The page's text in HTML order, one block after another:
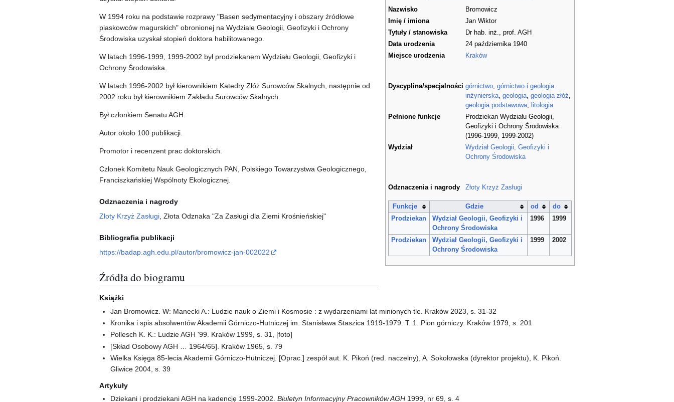
Nazwisko
Bromowicz
Imię / imiona
Jan Wiktor
Tytuły / stanowiska
Dr hab. inż., prof. AGH
Data urodzenia
24 października 1940
Miejsce urodzenia
Kraków
Dyscyplina/specjalności górnictwo górnictwo i geologia
inżynierska geologia geologia złóż
geologia podstawowa
litologia
Pełnione funkcje
Prodziekan Wydziału Geologii,
Geofizyki i Ochrony Środowiska
(1996-1999, 1999-2002)
Wydział
Wydział Geologii, Geofizyki i
Ochrony Środowiska
Odznaczenia i nagrody Złoty Krzyż Zasługi
Funkcje Gdzie od
do
Prodziekan
Wydział Geologii, Geofizyki i
Ochrony Środowiska
1996 1999
Prodziekan
Wydział Geologii, Geofizyki i
Ochrony Środowiska
1999 2002
W 1994 roku na podstawie rozprawy "Basen sedymentacyjny i obszary źródłowe
piaskowców magurskich" obronionej na Wydziale Geologii, Geofizyki i Ochrony
Środowiska uzyskał stopień doktora habilitowanego.
W latach 1996-1999, 1999-2002 był prodziekanem Wydziału Geologii, Geofizyki i
Ochrony Środowiska.
W latach 1996-2002 był kierownikiem Katedry Złóż Surowców Skalnych, następnie od
2002 roku był kierownikiem Zakładu Surowców Skalnych.
Był członkiem Senatu AGH.
Autor około 100 publikacji.
Promotor i recenzent prac doktorskich.
Członek Komitetu Nauk Geologicznych PAN, Polskiego Towarzystwa Geologicznego,
Franciszkańskiej Wspólnoty Ekologicznej.
Odznaczenia i nagrody
Złoty Krzyż Zasługi , Złota Odznaka "Za Zasługi dla Ziemi Krośnieńskiej"
Bibliografia publikacji
https://badap.agh.edu.pl/autor/bromowicz-jan-002022
Źródła do biogramu
Książki
Jan Bromowicz. W: Manecki A.: Ludzie nauk o Ziemi i Kosmosie : z wydarzeniami lat minionych tle. Kraków 2023, s. 31-32
Kronika i spis absolwentów Akademii Górniczo-Hutniczej im. Stanisława Staszica 1919-1979. T. 1. Pion górniczy. Kraków 1979, s. 201
Pollesch K. K.: Ludzie AGH '99. Kraków 1999, s. 31, [foto]
[Skład Osobowy AGH … 1964/65]. Kraków 1965, s. 79
Wielka Księga 85-lecia Akademii Górniczo-Hutniczej. [Oprac.] zespół aut. K. Pikoń (red. naczelny), A. Sokołowska (dyrektor projektu), K. Pikoń.
Gliwice 2004, s. 39
Artykuły
Dziekani i prodziekani AGH na kadencję 1999-2002.Biuletyn Informacyjny Pracowników AGH 1999, nr 69, s. 4